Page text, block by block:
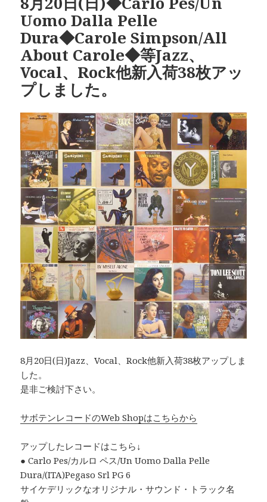
Uomo Dalla Pelle
Dura◆Carole Simpson/All
About Carole◆等Jazz、
Vocal、Rock他新入荷38枚アッ
プしました。
8月20日(日)Jazz、Vocal、Rock他新入荷38枚アップしま
した。
是非ご検討下さい。
サボテンレコードのWeb Shopはこちらから
アップしたレコードはこちら↓
● Carlo Pes/カルロ ペス/Un Uomo Dalla Pelle
Dura/(ITA)Pegaso Srl PG 6
サイケデリックなオリジナル・サウンド・トラック名